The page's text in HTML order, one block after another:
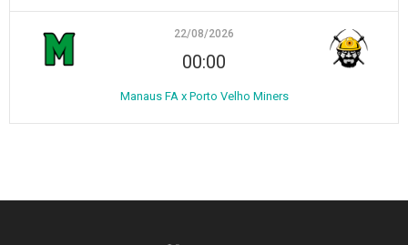
22/08/2026
00:00
Manaus FA x Porto Velho Miners